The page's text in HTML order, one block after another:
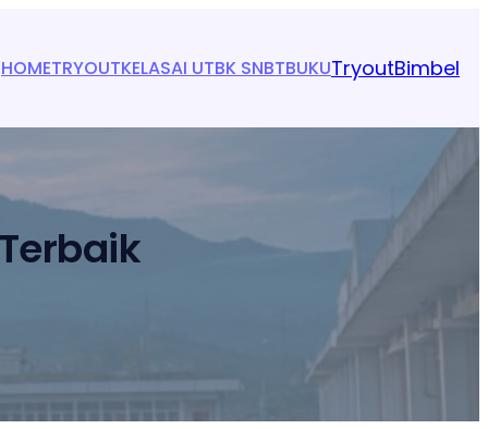
HOMETRYOUTKELASAI UTBK SNBTBUKUTryoutBimbel